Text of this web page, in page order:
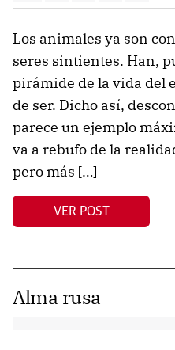
Los animales ya son
seres sintientes. Han,
pirámide de la vida del
de ser. Dicho así,
parece un ejemplo
va a rebufo de la
pero más […]
VER POST
Alma rusa